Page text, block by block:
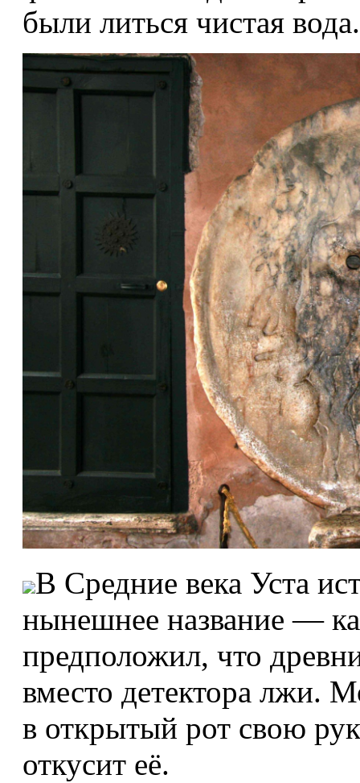
были литься чистая вода.
В Средние века Уста
нынешнее название —
предположил, что
вместо детектора лжи.
в открытый рот свою
откусит её.